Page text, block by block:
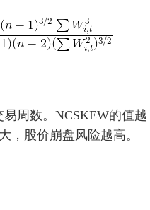
周数。NCSKEW的值越
，股价崩盘风险越高。